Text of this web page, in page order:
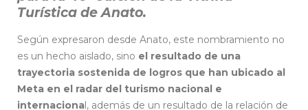
Turística de Anato.
Según expresaron desde Anato, este nombramiento no
es un hecho aislado, sino el resultado de una
trayectoria sostenida de logros que han ubicado al
Meta en el radar del turismo nacional e
internacional, además de un resultado de la relación de